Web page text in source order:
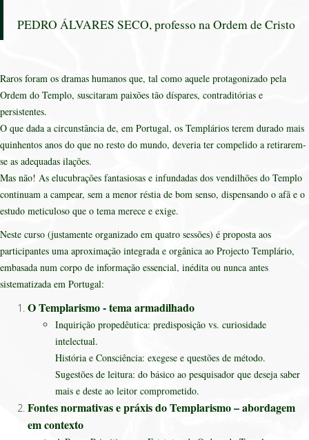
PEDRO ÁLVARES SECO, professo na Ordem de Cristo
Raros foram os dramas humanos que, tal como aquele protagonizado pela
Ordem do Templo, suscitaram paixões tão díspares, contraditórias e
persistentes.
O que dada a circunstância de, em Portugal, os Templários terem durado mais
quinhentos anos do que no resto do mundo, deveria ter compelido a retirarem-
se as adequadas ilações.
Mas não! As elucubrações fantasiosas e infundadas dos vendilhões do Templo
continuam a campear, sem a menor réstia de bom senso, dispensando o afã e o
estudo meticuloso que o tema merece e exige.
Neste curso (justamente organizado em quatro sessões) é proposta aos
participantes uma aproximação integrada e orgânica ao Projecto Templário,
embasada num corpo de informação essencial, inédita ou nunca antes
sistematizada em Portugal:
O Templarismo - tema armadilhado
Inquirição propedêutica: predisposição vs. curiosidade
intelectual.
História e Consciência: exegese e questões de método.
Sugestões de leitura: do básico ao pesquisador que deseja saber
mais e deste ao leitor comprometido.
Fontes normativas e práxis do Templarismo – abordagem
em contexto